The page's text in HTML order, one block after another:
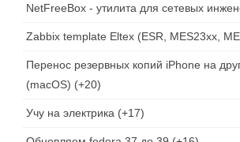
NetFreeBox - утилита для сетевых
Zabbix template Eltex (ESR, MES23xx,
Перенос резервных копий iPhone на
(macOS)
+20
Учу на электрика +17